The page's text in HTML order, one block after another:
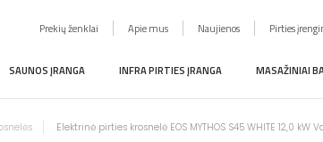
Prekių ženklai Apie mus Naujienos Pirties
SAUNOS ĮRANGA INFRA PIRTIES ĮRANGA MASAŽINIAI
Elektrinė pirties krosnelė EOS MYTHOS S45 WHITE 12,0 kW